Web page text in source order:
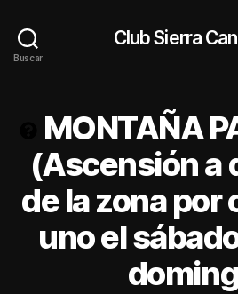
Buscar
Club Sierra
MONTAÑA
(Ascensión a
de la zona por
uno el